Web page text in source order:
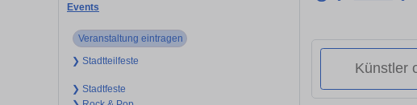
Events
Veranstaltung eintragen
❯ Stadtteilfeste
❯ Stadtfeste